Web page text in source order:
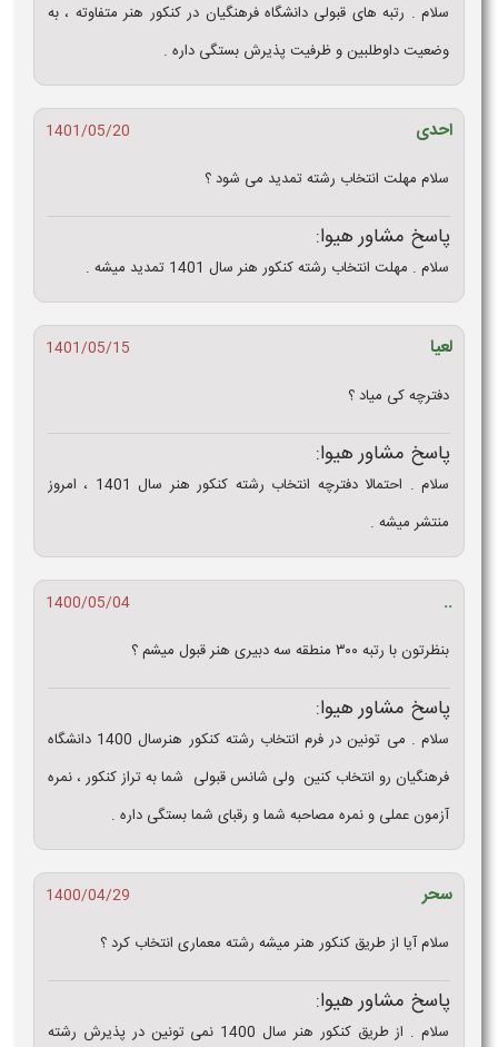
سلام . رتبه های قبولی دانشگاه فرهنگیان در کنکور هنر متفاوته ، به
وضعیت داوطلبین و ظرفیت پذیرش بستگی داره .
احدی
1401/05/20
سلام مهلت انتخاب رشته تمدید می شود ؟
پاسخ مشاور هیوا:
سلام . مهلت انتخاب رشته کنکور هنر سال 1401 تمدید میشه .
لعیا
1401/05/15
دفترچه کی میاد ؟
پاسخ مشاور هیوا:
سلام . احتمالا دفترچه انتخاب رشته کنکور هنر سال 1401 ، امروز
منتشر میشه .
..
1400/05/04
بنظرتون با رتبه ۳۰۰ منطقه سه دبیری هنر قبول میشم ؟
پاسخ مشاور هیوا:
سلام . می تونین در فرم انتخاب رشته کنکور هنرسال 1400 دانشگاه
فرهنگیان رو انتخاب کنین ولی شانس قبولی شما به تراز کنکور ، نمره
آزمون عملی و نمره مصاحبه شما و رقبای شما بستگی داره .
سحر
1400/04/29
سلام آیا از طریق کنکور هنر میشه رشته معماری انتخاب کرد ؟
پاسخ مشاور هیوا:
سلام . از طریق کنکور هنر سال 1400 نمی تونین در پذیرش رشته